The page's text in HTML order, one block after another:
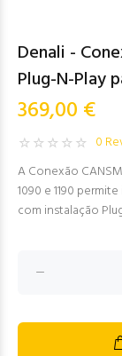
Denali -
Plug-N-Play
369,00 €
0
A Conexão
1090 e 1190
com instalação